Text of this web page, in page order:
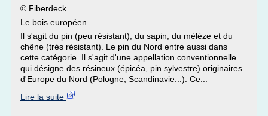
© Fiberdeck
Le bois européen
Il s'agit du pin (peu résistant), du sapin, du mélèze et du
chêne (très résistant). Le pin du Nord entre aussi dans
cette catégorie. Il s'agit d'une appellation conventionnelle
qui désigne des résineux (épicéa, pin sylvestre) originaires
d'Europe du Nord (Pologne, Scandinavie...). Ce...
Lire la suite